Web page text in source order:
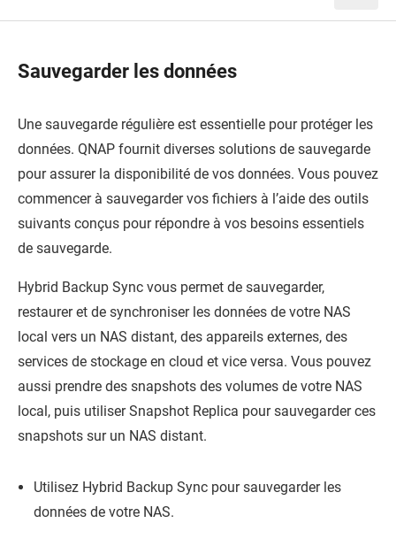
Sauvegarder les données
Une sauvegarde régulière est essentielle pour protéger les
données. QNAP fournit diverses solutions de sauvegarde
pour assurer la disponibilité de vos données. Vous pouvez
commencer à sauvegarder vos fichiers à l’aide des outils
suivants conçus pour répondre à vos besoins essentiels
de sauvegarde.
Hybrid Backup Sync vous permet de sauvegarder,
restaurer et de synchroniser les données de votre NAS
local vers un NAS distant, des appareils externes, des
services de stockage en cloud et vice versa. Vous pouvez
aussi prendre des snapshots des volumes de votre NAS
local, puis utiliser Snapshot Replica pour sauvegarder ces
snapshots sur un NAS distant.
Utilisez Hybrid Backup Sync pour sauvegarder les
données de votre NAS.